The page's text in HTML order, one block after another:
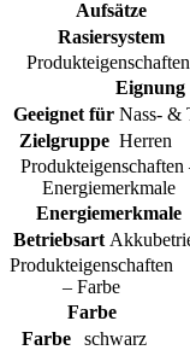
Aufsätze
Rasiersystem
Eignung
Geeignet für Nass- &
Zielgruppe Herren
Produkteigenschaften
Energiemerkmale
Energiemerkmale
Betriebsart
Produkteigenschaften
– Farbe
Farbe
Farbe
schwarz